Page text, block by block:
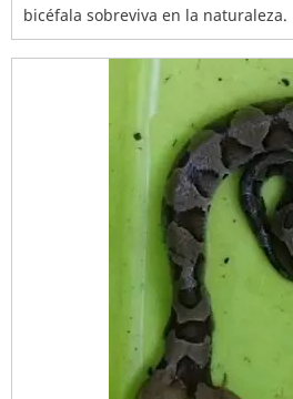
bicéfala sobreviva en la naturaleza.